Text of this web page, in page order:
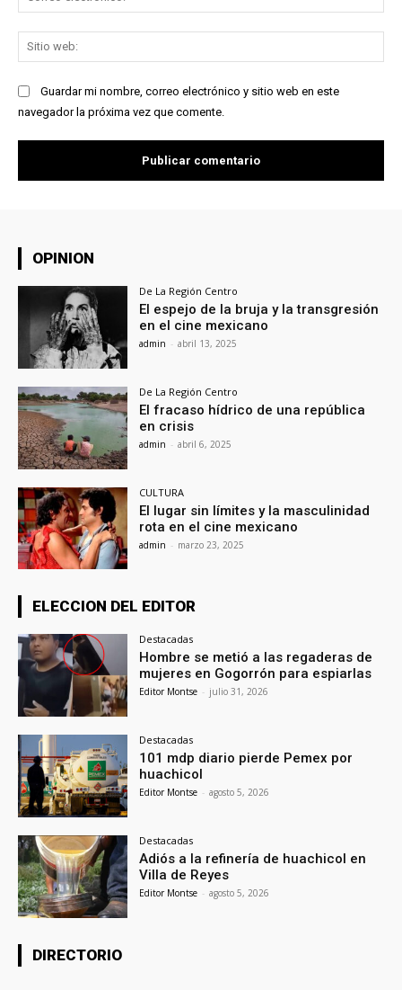
Guardar mi nombre, correo electrónico y sitio web en este
navegador la próxima vez que comente.
OPINION
De La Región Centro
El espejo de la bruja y la transgresión
en el cine mexicano
admin - abril 13, 2025
De La Región Centro
El fracaso hídrico de una república
en crisis
admin - abril 6, 2025
CULTURA
El lugar sin límites y la masculinidad
rota en el cine mexicano
admin - marzo 23, 2025
ELECCION DEL EDITOR
Destacadas
Hombre se metió a las regaderas de
mujeres en Gogorrón para espiarlas
Editor Montse - julio 31, 2026
Destacadas
101 mdp diario pierde Pemex por
huachicol
Editor Montse - agosto 5, 2026
Destacadas
Adiós a la refinería de huachicol en
Villa de Reyes
Editor Montse - agosto 5, 2026
DIRECTORIO